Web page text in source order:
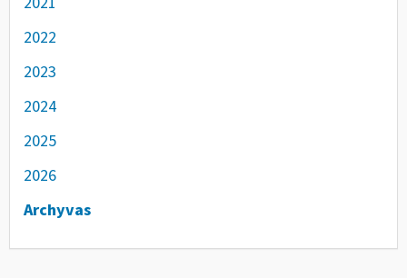
2022
2023
2024
2025
2026
Archyvas